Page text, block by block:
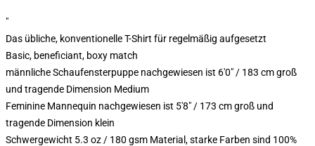
"
Das übliche, konventionelle T-Shirt für regelmäßig aufgesetzt
Basic, beneficiant, boxy match
männliche Schaufensterpuppe nachgewiesen ist 6'0" / 183 cm groß
und tragende Dimension Medium
Feminine Mannequin nachgewiesen ist 5'8" / 173 cm groß und
tragende Dimension klein
Schwergewicht 5.3 oz / 180 gsm Material, starke Farben sind 100%